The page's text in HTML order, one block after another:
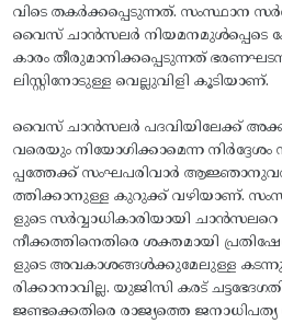
വിടെ തകർക്കപ്പെടുന്നത്. സംസ്ഥാന
വൈസ് ചാൻസലർ നിയമനമുൾപ്പെടെ
കാരം തീരുമാനിക്കപ്പെടുന്നത്
ലിസ്റ്റിനോടുള്ള വെല്ലുവിളി കൂടിയാണ്.
വൈസ് ചാൻസലർ പദവിയിലേക്ക്
വരെയും നിയോഗിക്കാമെന്ന
പ്പത്തേക്ക് സംഘപരിവാർ
ത്തിക്കാനുള്ള കുറുക്ക് വഴിയാണ്.
ളുടെ സർവ്വാധികാരിയായി ചാൻസലറെ
നീക്കത്തിനെതിരെ ശക്തമായി
ളുടെ അവകാശങ്ങൾക്കുമേലുള്ള കടന്നു
രിക്കാനാവില്ല. യുജിസി കരട്
ജണ്ടക്കെതിരെ രാജ്യത്തെ